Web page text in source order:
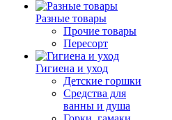
Разные товары
Прочие товары
Пересорт
Гигиена и уход
Детские горшки
Средства для
ванны и душа